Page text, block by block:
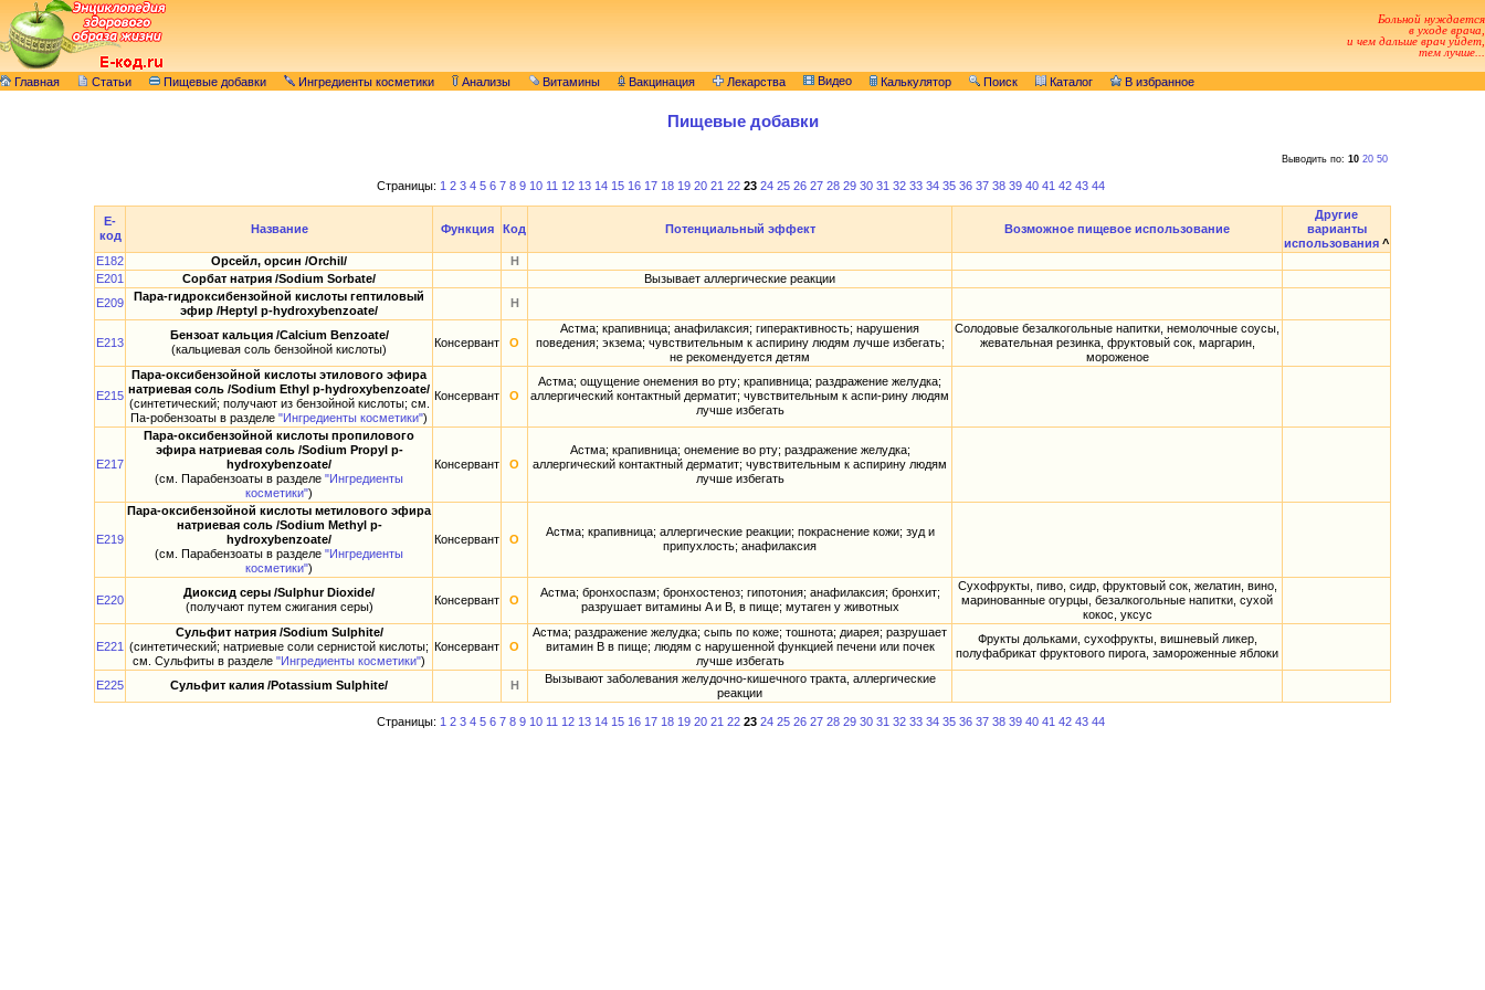
Больной нуждается
в уходе врача,
и чем дальше врач уйдет,
тем лучше...
Главная Статьи Пищевые добавки Ингредиенты косметики Анализы Витамины Вакцинация Лекарства Видео Калькулятор Поиск Каталог В избранное
Пищевые добавки
Выводить по: 10 20 50
Страницы: 1 2 3 4 5 6 7 8 9 10 11 12 13 14 15 16 17 18 19 20 21 22 23 24 25 26 27 28 29 30 31 32 33 34 35 36 37 38 39 40 41 42 43 44
E-
код
Название Функция Код Потенциальный эффект Возможное пищевое использование
Другие
варианты
использования ^
E182
Орсейл, орсин /Orchil/
Н
E201
Сорбат натрия /Sodium Sorbate/
Вызывает аллергические реакции
E209
Пара-гидроксибензойной кислоты гептиловый
эфир /Heptyl p-hydroxybenzoate/
Н
E213
Бензоат кальция /Calcium Benzoate/
(кальциевая соль бензойной кислоты)
Консервант О
Астма; крапивница; анафилаксия; гиперактивность; нарушения
поведения; экзема; чувствительным к аспирину людям лучше избегать;
не рекомендуется детям
Солодовые безалкогольные напитки, немолочные соусы,
жевательная резинка, фруктовый сок, маргарин,
мороженое
E215
Пара-оксибензойной кислоты этилового эфира
натриевая соль /Sodium Ethyl p-hydroxybenzoate/
(синтетический; получают из бензойной кислоты; см.
Па-робензоаты в разделе "Ингредиенты косметики")
Консервант О
Астма; ощущение онемения во рту; крапивница; раздражение желудка;
аллергический контактный дерматит; чувствительным к аспи-рину людям
лучше избегать
E217
Пара-оксибензойной кислоты пропилового
эфира натриевая соль /Sodium Propyl p-
hydroxybenzoate/
(см. Парабензоаты в разделе "Ингредиенты
косметики")
Консервант О
Астма; крапивница; онемение во рту; раздражение желудка;
аллергический контактный дерматит; чувствительным к аспирину людям
лучше избегать
E219
Пара-оксибензойной кислоты метилового эфира
натриевая соль /Sodium Methyl p-
hydroxybenzoate/
(см. Парабензоаты в разделе "Ингредиенты
косметики")
Консервант О
Астма; крапивница; аллергические реакции; покраснение кожи; зуд и
припухлость; анафилаксия
E220
Диоксид серы /Sulphur Dioxide/
(получают путем сжигания серы)
Консервант О
Астма; бронхоспазм; бронхостеноз; гипотония; анафилаксия; бронхит;
разрушает витамины A и B, в пище; мутаген у животных
Сухофрукты, пиво, сидр, фруктовый сок, желатин, вино,
маринованные огурцы, безалкогольные напитки, сухой
кокос, уксус
E221
Сульфит натрия /Sodium Sulphite/
(синтетический; натриевые соли сернистой кислоты;
см. Сульфиты в разделе "Ингредиенты косметики")
Консервант О
Астма; раздражение желудка; сыпь по коже; тошнота; диарея; разрушает
витамин B в пище; людям с нарушенной функцией печени или почек
лучше избегать
Фрукты дольками, сухофрукты, вишневый ликер,
полуфабрикат фруктового пирога, замороженные яблоки
E225 Сульфит калия /Potassium Sulphite/ Н
Вызывают заболевания желудочно-кишечного тракта, аллергические
реакции
Страницы: 1 2 3 4 5 6 7 8 9 10 11 12 13 14 15 16 17 18 19 20 21 22 23 24 25 26 27 28 29 30 31 32 33 34 35 36 37 38 39 40 41 42 43 44